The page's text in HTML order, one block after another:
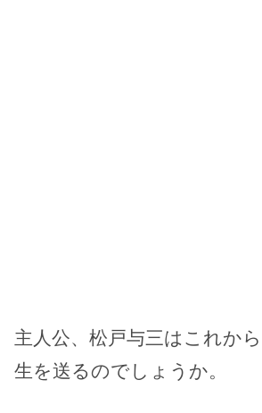
主人公、松戸与三はこれか
生を送るのでしょうか。